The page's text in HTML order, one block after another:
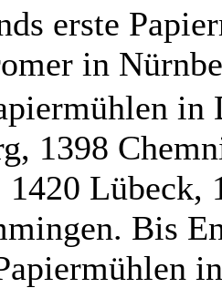
erste
in
in
1398
1420 Lübeck,
Bis